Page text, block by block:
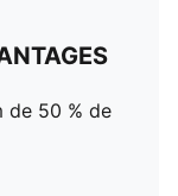
de 50 % de